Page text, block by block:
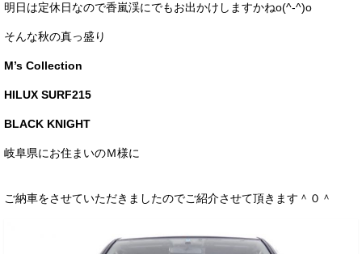
会社概要
トップメッセージ
イベント
お客様の声
明日は定休日なので香嵐渓にでもお出かけしますかねo(^-^)o
そんな秋の真っ盛り
M’s Collection
HILUX SURF215
BLACK KNIGHT
岐阜県にお住まいのＭ様に
ご納車をさせていただきましたのでご紹介させて頂きます＾０＾